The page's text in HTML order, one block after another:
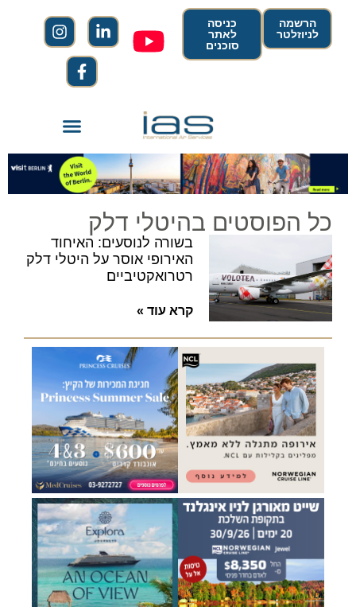
הרשמה
לניוזלטר
כניסה
לאתר
סוכנים
כל הפוסטים בהיטלי דלק
בשורה לנוסעים: האיחוד
האירופי אוסר על היטלי דלק
רטרואקטיביים
קרא עוד »